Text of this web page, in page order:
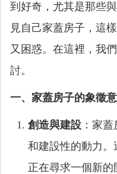
到好奇，尤其是那些
見自己家蓋房子，這
又困惑。在這裡，我
討。
一、家蓋房子的象徵
創造與建設 ：家
和建設性的動力。
正在尋求一個新